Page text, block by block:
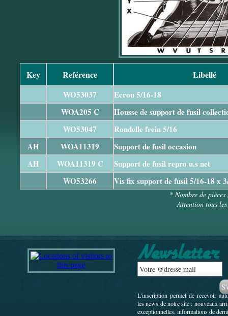
Key Reférence Libellé
WO53037
Ecrou 5/16-18
WOA205 C
Housse de support de fusil
WO53047
Rondelle frein 5/16
AH
WOA11319
Support de fusil occasion
AH
WOA11319 C
Support de fusil repro u.s net
WO53266
Vis fix support de fusil 5/16-18 x
* Nombre de
Attention tous
L'inscription permet de recevoir
les news de notre site : nouveaux
exceptionnelles, informations de